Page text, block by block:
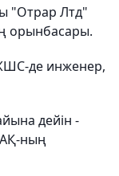
"Отрар Лтд"
орынбасары.
де инженер,
дейін -
ның